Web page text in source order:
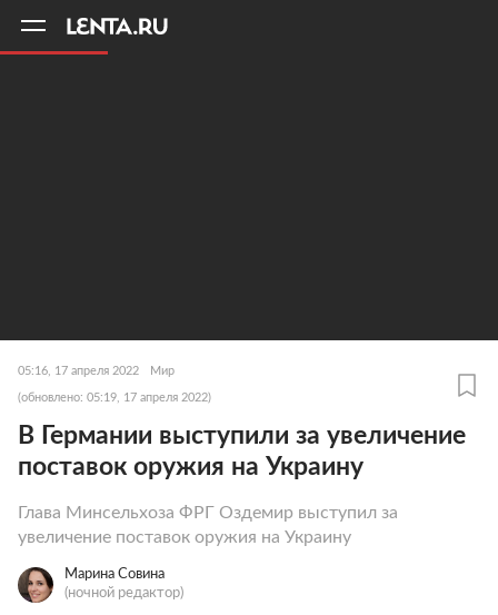
05:16, 17 апреля 2022 Мир
(обновлено: 05:19, 17 апреля 2022)
В Германии выступили за увеличение
поставок оружия на Украину
Глава Минсельхоза ФРГ Оздемир выступил за
увеличение поставок оружия на Украину
Марина Совина
(ночной редактор)